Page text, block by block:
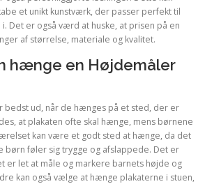
et unikt kunstværk, der passer perfekt til
Det er også værd at huske, at prisen på en
af størrelse, materiale og kvalitet.
hænge en Højdemåler
bedst ud, når de hænges på et sted, der er
at plakaten ofte skal hænge, mens børnene
kan være et godt sted at hænge, da det
børn føler sig trygge og afslappede. Det er
er let at måle og markere barnets højde og
kan også vælge at hænge plakaterne i stuen,